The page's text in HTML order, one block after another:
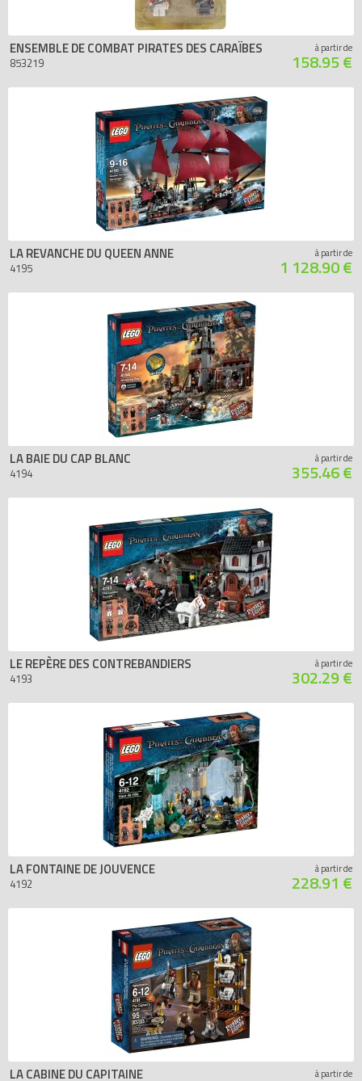
ENSEMBLE DE COMBAT PIRATES DES CARAÏBES
853219
à partir de
158.95 €
LA REVANCHE DU QUEEN ANNE
4195
à partir de
1 128.90 €
LA BAIE DU CAP BLANC
4194
à partir de
355.46 €
LE REPÈRE DES CONTREBANDIERS
4193
à partir de
302.29 €
LA FONTAINE DE JOUVENCE
4192
à partir de
228.91 €
LA CABINE DU CAPITAINE à partir de